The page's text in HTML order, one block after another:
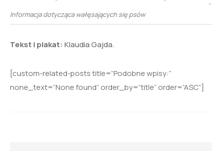
Informacja dotycząca wałęsających się psów
Tekst i plakat: Klaudia Gajda.
[custom-related-posts title=”Podobne wpisy:”
none_text=”None found” order_by=”title” order=”ASC”]